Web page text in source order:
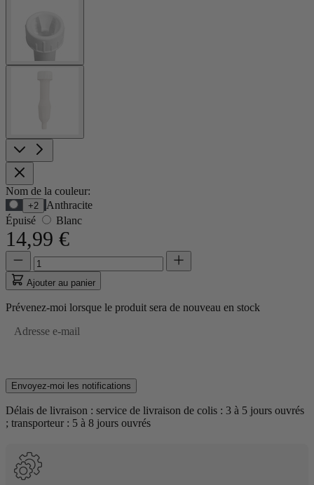
Options
du
produit
Nom de la couleur:
Utilisez
la
touche
Tab
pour
accéder
la
première
puis
naviguer
entre
les
options.
+2
Anthracite
Épuisé
Blanc
14,99 €
Quantité
mise
jour
à
Quantité
Ajouter au panier
Prévenez-moi lorsque le produit sera de nouveau en stock
Adresse e-mail
Envoyez-moi les notifications
Délais de livraison : service de livraison de colis : 3 à 5 jours ouvrés
; transporteur : 5 à 8 jours ouvrés